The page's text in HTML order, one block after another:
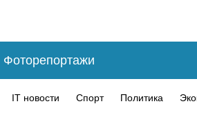
Фоторепортажи
IT новости Спорт Политика